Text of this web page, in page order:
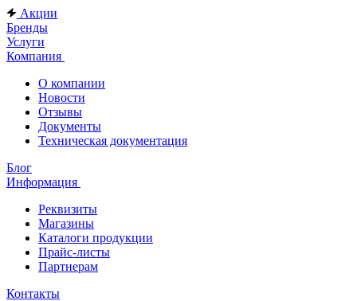
Акции
Бренды
Услуги
Компания
О компании
Новости
Отзывы
Документы
Техническая документация
Блог
Информация
Реквизиты
Магазины
Каталоги продукции
Прайс-листы
Партнерам
Контакты